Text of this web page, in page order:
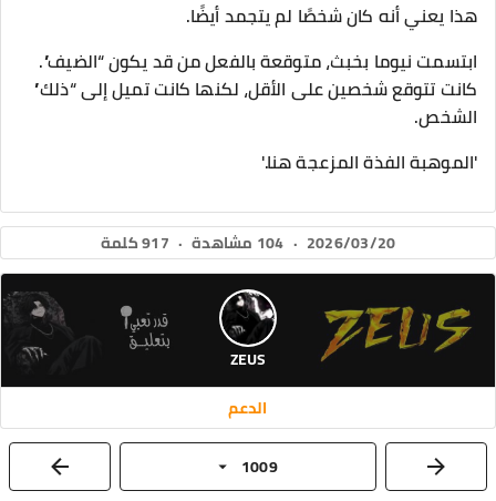
هذا يعني أنه كان شخصًا لم يتجمد أيضًا.
ابتسمت نيوما بخبث، متوقعة بالفعل من قد يكون “الضيف”.
كانت تتوقع شخصين على الأقل، لكنها كانت تميل إلى “ذلك”
الشخص.
'الموهبة الفذة المزعجة هنا.'
2026/03/20
· 104 مشاهدة · 917 كلمة
ZEUS
الدعم
1009